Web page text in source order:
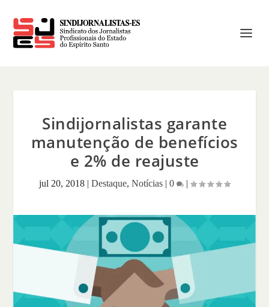
Sindijornalistas garante
manutenção de benefícios
e 2% de reajuste
jul 20, 2018 | Destaque, Notícias | 0 |